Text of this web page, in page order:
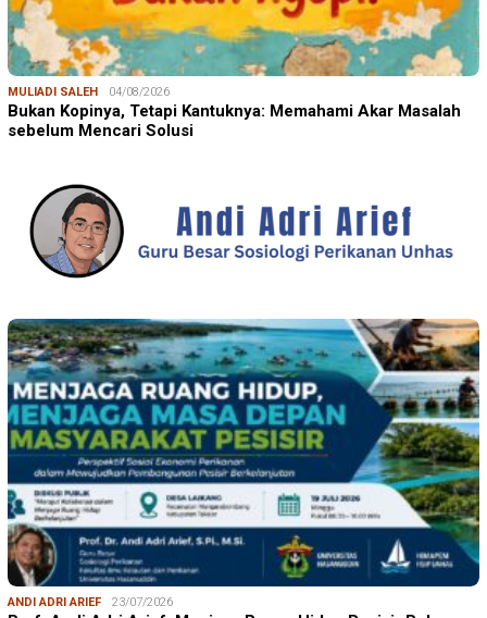
MULIADI SALEH 04/08/2026
Bukan Kopinya, Tetapi Kantuknya: Memahami Akar Masalah
sebelum Mencari Solusi
ANDI ADRI ARIEF 23/07/2026